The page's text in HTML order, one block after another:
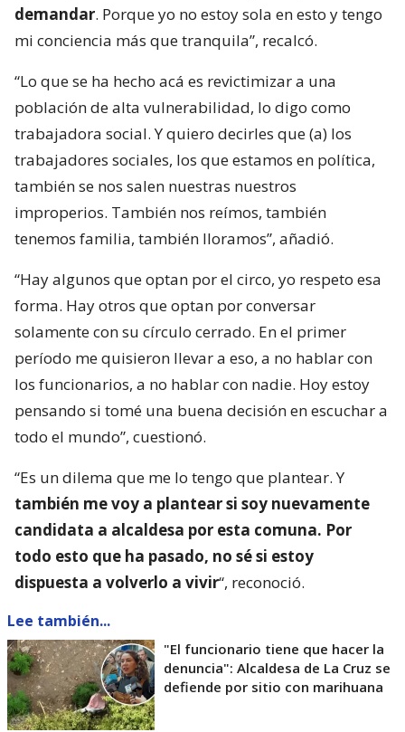
demandar. Porque yo no estoy sola en esto y tengo
mi conciencia más que tranquila”, recalcó.
“Lo que se ha hecho acá es revictimizar a una
población de alta vulnerabilidad, lo digo como
trabajadora social. Y quiero decirles que (a) los
trabajadores sociales, los que estamos en política,
también se nos salen nuestras nuestros
improperios. También nos reímos, también
tenemos familia, también lloramos”, añadió.
“Hay algunos que optan por el circo, yo respeto esa
forma. Hay otros que optan por conversar
solamente con su círculo cerrado. En el primer
período me quisieron llevar a eso, a no hablar con
los funcionarios, a no hablar con nadie. Hoy estoy
pensando si tomé una buena decisión en escuchar a
todo el mundo”, cuestionó.
“Es un dilema que me lo tengo que plantear. Y
también me voy a plantear si soy nuevamente
candidata a alcaldesa por esta comuna. Por
todo esto que ha pasado, no sé si estoy
dispuesta a volverlo a vivir“, reconoció.
Lee también...
"El funcionario tiene que hacer la
denuncia": Alcaldesa de La Cruz se
defiende por sitio con marihuana